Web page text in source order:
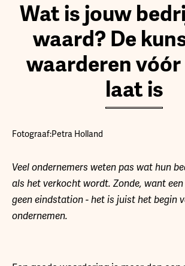
Wat is jouw
waard? De
waarderen
laat is
Fotograaf:Petra Holland
Veel ondernemers weten pas wat hun
als het verkocht wordt. Zonde, want
geen eindstation - het is juist het begin
ondernemen.